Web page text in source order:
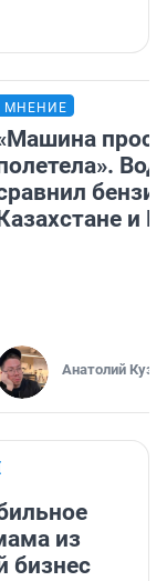
МНЕНИЕ
и
Анатолий
из
бизнес